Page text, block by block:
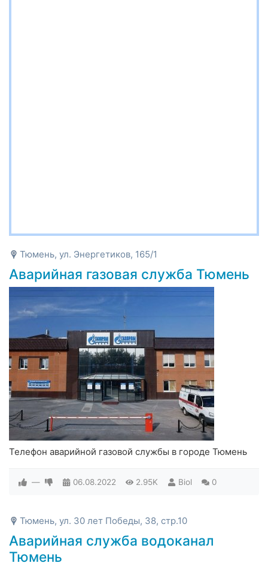
Тюмень, ул. Энергетиков, 165/1
Аварийная газовая служба Тюмень
Телефон аварийной газовой службы в городе Тюмень
— 06.08.2022 2.95K Biol 0
Тюмень, ул. 30 лет Победы, 38, стр.10
Аварийная служба водоканал
Тюмень